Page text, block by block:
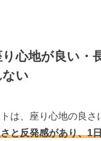
心地が良い・
い
は、座り心地の良さ
と反発感があり、1